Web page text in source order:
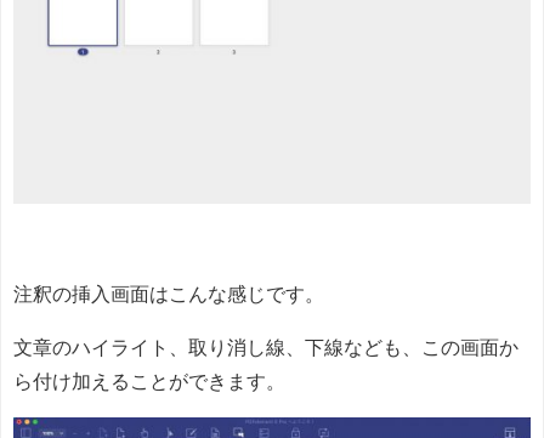
注釈の挿入画面はこんな感じです。
文章のハイライト、取り消し線、下線なども、この画面か
ら付け加えることができます。